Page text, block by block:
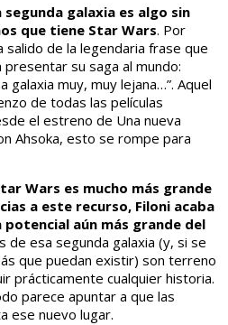
galaxia es algo sin
que tiene Star Wars. Por
salido de la legendaria frase que
su saga al mundo:
galaxia muy, muy lejana…”. Aquel
de todas las películas
el estreno de Una nueva
Ahsoka, esto se rompe para
Wars es mucho más grande
a este recurso, Filoni acaba
aún más grande del
de esa segunda galaxia (y, si se
que puedan existir) son terreno
prácticamente cualquier historia.
parece apuntar a que las
ese nuevo lugar.